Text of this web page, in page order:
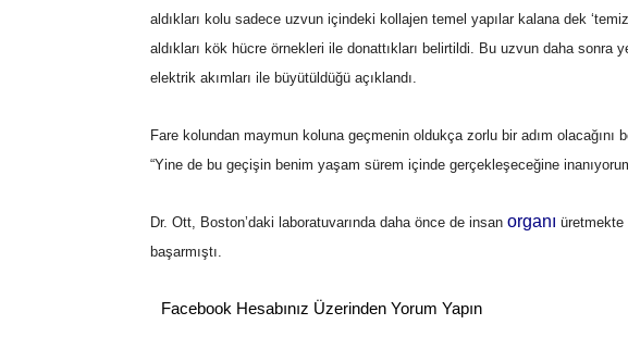
aldıkları kolu sadece uzvun içindeki kollajen temel yapılar kalana dek
aldıkları kök hücre örnekleri ile donattıkları belirtildi. Bu uzvun daha
elektrik akımları ile büyütüldüğü açıklandı.
Fare kolundan maymun koluna geçmenin oldukça zorlu bir adım olacağını
“Yine de bu geçişin benim yaşam sürem içinde gerçekleşeceğine
Dr. Ott, Boston’daki laboratuvarında daha önce de insan organı üretmekte
başarmıştı.
Facebook Hesabınız Üzerinden Yorum Yapın